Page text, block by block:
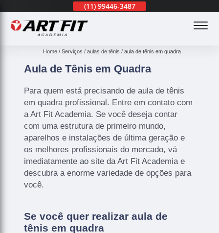
(11) 99446-3487 (11)
Home Serviços aulas de tênis aula de tênis em quadra
Aula de Tênis em Quadra
Para quem está precisando de aula de tênis
em quadra profissional. Entre em contato com
a Art Fit Academia. Se você deseja contar
com uma estrutura de primeiro mundo,
aparelhos e instalações de última geração e
os melhores profissionais do mercado, vá
imediatamente ao site da Art Fit Academia e
descubra a enorme variedade de opções para
você.
Se você quer realizar aula de
tênis em quadra